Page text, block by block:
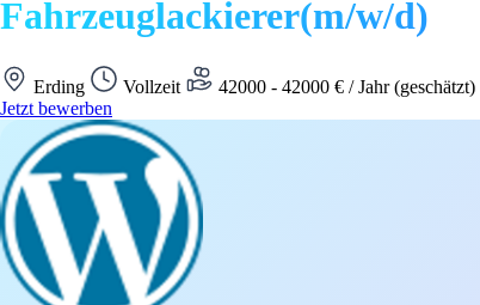
Fahrzeuglackierer(m/w/d)
Erding Vollzeit 42000 - 42000 € / Jahr (geschätzt)
Jetzt bewerben